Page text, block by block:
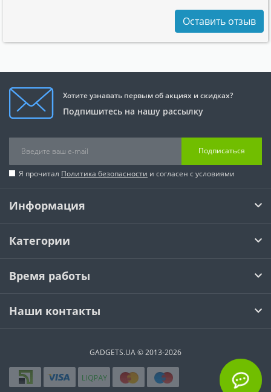
Оставить отзыв
Хотите узнавать первым об акциях и скидках?
Подпишитесь на нашу рассылку
Подписаться
Я прочитал Политика безопасности и согласен с условиями
Информация
Категории
Время работы
Наши контакты
GADGETS.UA © 2013-2026